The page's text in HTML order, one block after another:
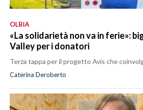
OLBIA
«La solidarietà non va in ferie»:
Valley per i donatori
Terza tappa per il progetto Avis che
Caterina Deroberto